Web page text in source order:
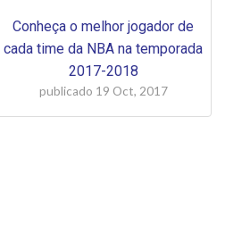
Conheça o melhor jogador de
cada time da NBA na temporada
2017-2018
publicado 19 Oct, 2017